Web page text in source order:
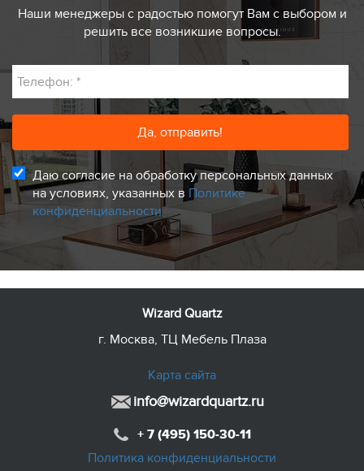
Наши менеджеры с радостью помогут Вам с выбором и
решить все возникшие вопросы.
Телефон: *
Даю согласие на обработку персональных данных
на условиях, указанных в Политике
конфиденциальности
Wizard Quartz
г. Москва, ТЦ Мебель Плаза
Карта сайта
info@wizardquartz.ru
+ 7 (495) 150-30-11
Политика конфиденциальности